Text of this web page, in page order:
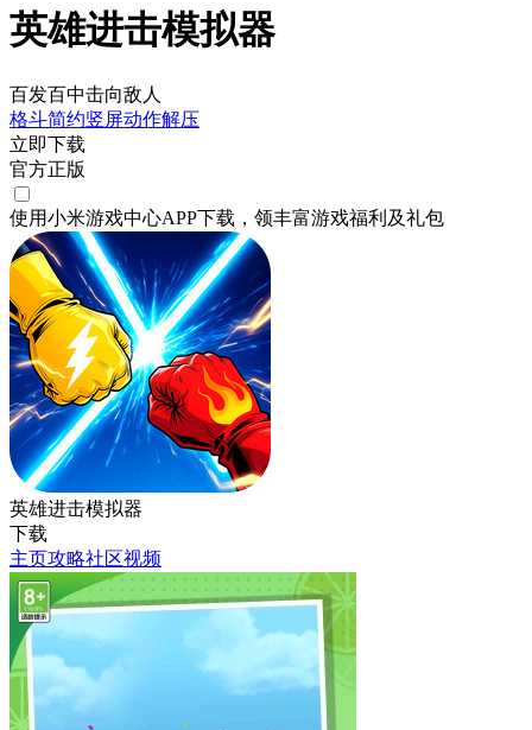
英雄进击模拟器
百发百中击向敌人
格斗简约竖屏动作解压
立即下载
官方正版
使用小米游戏中心APP下载 ，领丰富游戏福利 及礼包
英雄进击模拟器
下载
主页攻略社区视频